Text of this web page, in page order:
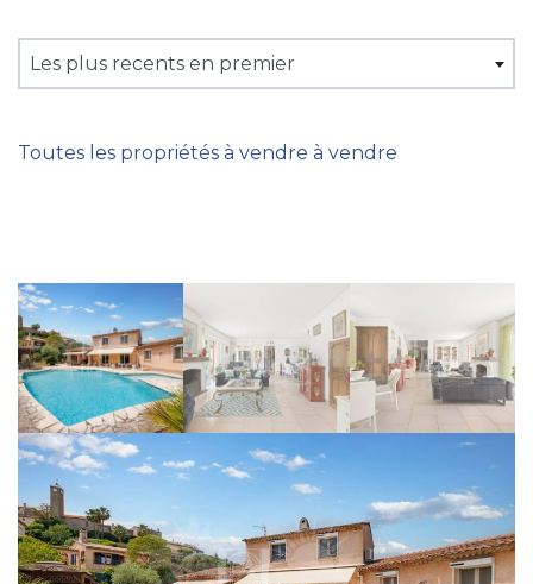
Les plus recents en premier
Toutes les propriétés à vendre à vendre